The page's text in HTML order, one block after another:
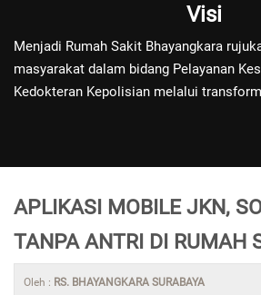
Visi
Menjadi Rumah Sakit Bhayangkara
masyarakat dalam bidang Pelayanan
Kedokteran Kepolisian melalui
APLIKASI MOBILE JKN,
TANPA ANTRI DI RUMAH
Oleh : RS. BHAYANGKARA SURABAYA